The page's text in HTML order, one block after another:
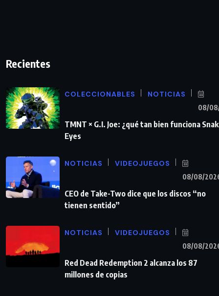
Recientes
COLECCIONABLES NOTICIAS
08/
TMNT × G.I. Joe: ¿qué tan bien funciona
Eyes
NOTICIAS VIDEOJUEGOS
08/08/
CEO de Take-Two dice que los discos “no
tienen sentido”
NOTICIAS VIDEOJUEGOS
08/08/
Red Dead Redemption 2 alcanza los 87
millones de copias